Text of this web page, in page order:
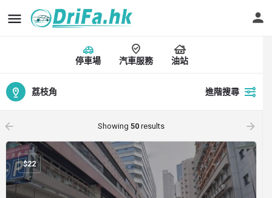
停車場 汽車服務 油站
荔枝角 進階搜尋
arrow_backward Showing 50 results arrow_forward
$22